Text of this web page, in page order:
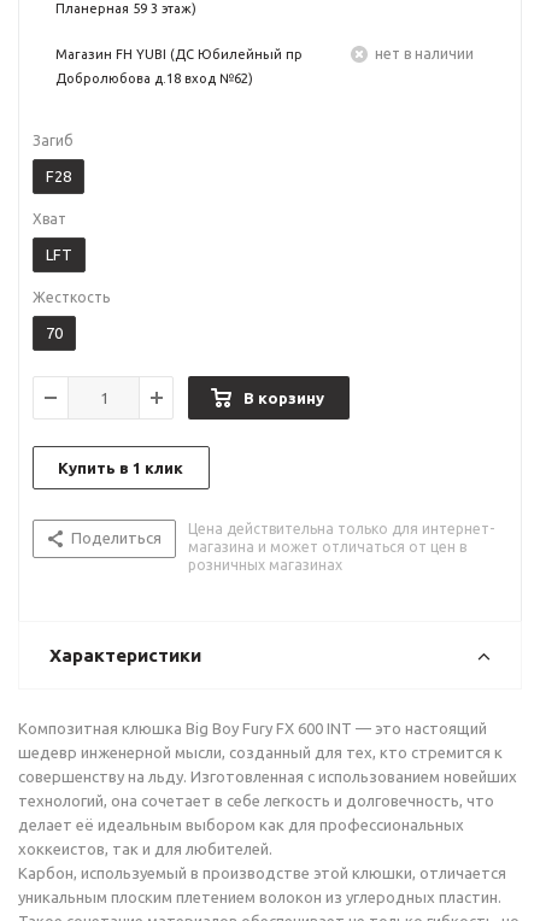
Планерная 59 3 этаж)
Магазин FH YUBI (ДС Юбилейный пр
Добролюбова д.18 вход №62)
Нет в наличии
Загиб
F28
Хват
LFT
Жесткость
70
В корзину
Купить в 1 клик
Поделиться
Цена действительна только для интернет-
магазина и может отличаться от цен в
розничных магазинах
Характеристики
Композитная клюшка Big Boy Fury FX 600 INT — это настоящий
шедевр инженерной мысли, созданный для тех, кто стремится к
совершенству на льду. Изготовленная с использованием новейших
технологий, она сочетает в себе легкость и долговечность, что
делает её идеальным выбором как для профессиональных
хоккеистов, так и для любителей.
Карбон, используемый в производстве этой клюшки, отличается
уникальным плоским плетением волокон из углеродных пластин.